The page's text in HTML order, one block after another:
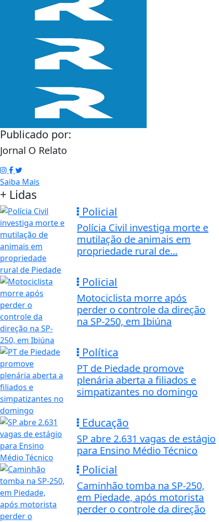
Publicado por:
Jornal O Relato
Saiba Mais
+ Lidas
Policial
Polícia Civil investiga morte e
mutilação de animais em
propriedade rural de...
Policial
Motociclista morre após
perder o controle da direção
na SP-250, em Ibiúna
Política
PT de Piedade promove
plenária aberta a filiados e
simpatizantes no domingo
Educação
SP abre 2.631 vagas de estágio
para Ensino Médio Técnico
Policial
Caminhão tomba na SP-250,
em Piedade, após motorista
perder o controle da direção